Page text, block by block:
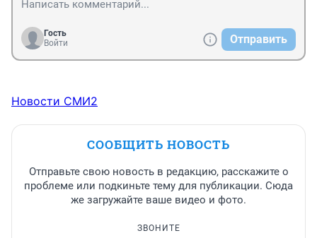
Гость
Войти
Отправить
Новости СМИ2
СООБЩИТЬ НОВОСТЬ
Отправьте свою новость в редакцию, расскажите о
проблеме или подкиньте тему для публикации. Сюда
же загружайте ваше видео и фото.
ЗВОНИТЕ